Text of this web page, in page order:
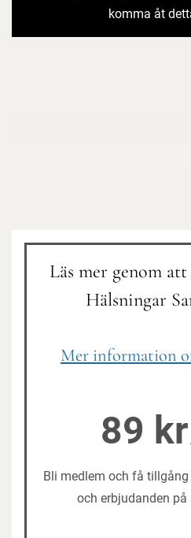
komma åt
Läs mer genom
Hälsningar
Mer information
89 kr
Bli medlem och få
och erbjudanden